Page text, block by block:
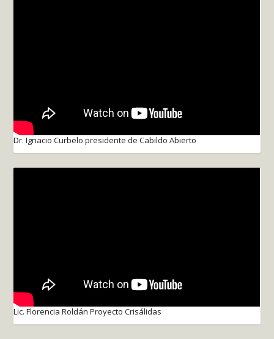
Dr. Ignacio Curbelo presidente de Cabildo Abierto
Lic. Florencia Roldán Proyecto Crisálidas